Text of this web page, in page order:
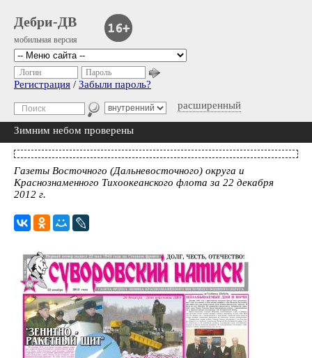
Дебри-ДВ
мобильная версия
расширенный
Логин Пароль
Регистрация / Забыли пароль?
Зимним небом проверены
Газеты Восточного (Дальневосточного) округа и
Краснознаменного Тихоокеанского флота за 22 декабря
2012 г.